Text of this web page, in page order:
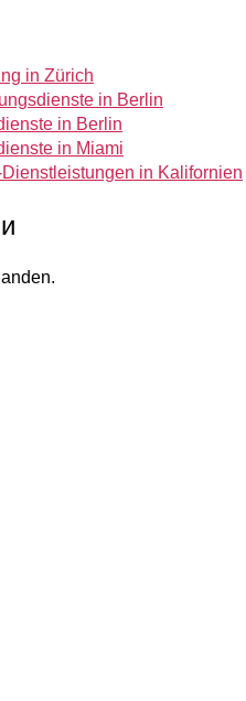
in Zürich
in Berlin
in Berlin
in Miami
in Kalifornien